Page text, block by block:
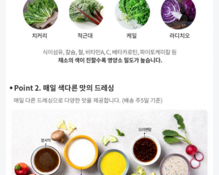
UP TO